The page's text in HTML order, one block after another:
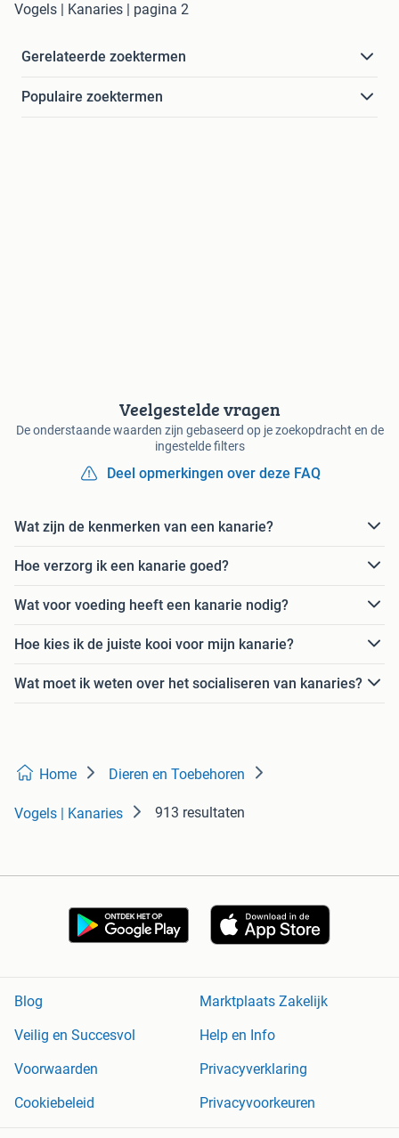
Vogels | Kanaries | pagina 2
Gerelateerde zoektermen
Populaire zoektermen
Veelgestelde vragen
De onderstaande waarden zijn gebaseerd op je zoekopdracht en de
ingestelde filters
Deel opmerkingen over deze FAQ
Wat zijn de kenmerken van een kanarie?
Hoe verzorg ik een kanarie goed?
Wat voor voeding heeft een kanarie nodig?
Hoe kies ik de juiste kooi voor mijn kanarie?
Wat moet ik weten over het socialiseren van kanaries?
Home Dieren en Toebehoren
Vogels | Kanaries 913 resultaten
Blog
Marktplaats Zakelijk
Veilig en Succesvol
Help en Info
Voorwaarden
Privacyverklaring
Cookiebeleid
Privacyvoorkeuren